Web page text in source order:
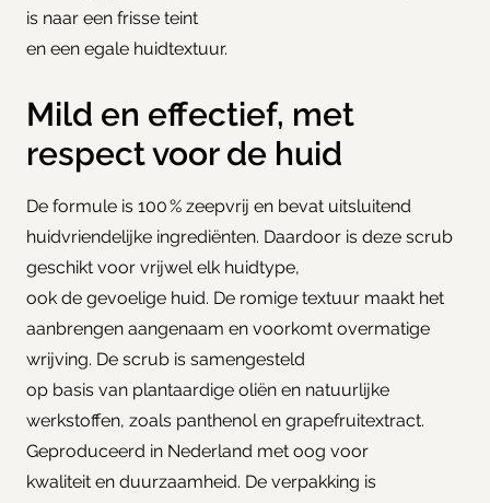
is naar een frisse teint
en een egale huidtextuur.
Mild en effectief, met
respect voor de huid
De formule is 100 % zeepvrij en bevat uitsluitend
huidvriendelijke ingrediënten. Daardoor is deze scrub
geschikt voor vrijwel elk huidtype,
ook de gevoelige huid. De romige textuur maakt het
aanbrengen aangenaam en voorkomt overmatige
wrijving. De scrub is samengesteld
op basis van plantaardige oliën en natuurlijke
werkstoffen, zoals panthenol en grapefruitextract.
Geproduceerd in Nederland met oog voor
kwaliteit en duurzaamheid. De verpakking is